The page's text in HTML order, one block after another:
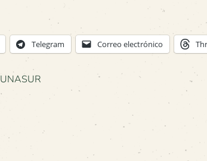
Telegram Correo electrónico
UNASUR